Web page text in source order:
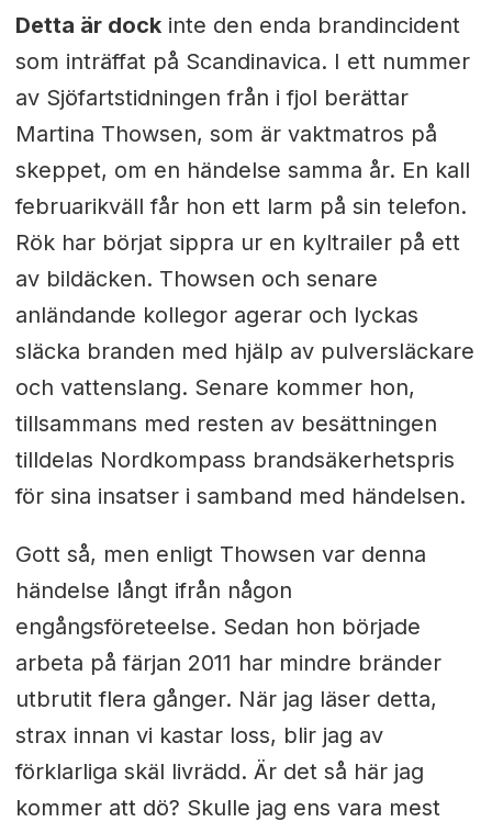
Detta är dockinte den enda brandincident
som inträffat på Scandinavica. I ett nummer
av Sjöfartstidningen från i fjol berättar
Martina Thowsen, som är vaktmatros på
skeppet, om en händelse samma år. En kall
februarikväll får hon ett larm på sin telefon.
Rök har börjat sippra ur en kyltrailer på ett
av bildäcken. Thowsen och senare
anländande kollegor agerar och lyckas
släcka branden med hjälp av pulversläckare
och vattenslang. Senare kommer hon,
tillsammans med resten av besättningen
tilldelas Nordkompass brandsäkerhetspris
för sina insatser i samband med händelsen.
Gott så, men enligt Thowsen var denna
händelse långt ifrån någon
engångsföreteelse. Sedan hon började
arbeta på färjan 2011 har mindre bränder
utbrutit flera gånger. När jag läser detta,
strax innan vi kastar loss, blir jag av
förklarliga skäl livrädd. Är det så här jag
kommer att dö? Skulle jag ens vara mest